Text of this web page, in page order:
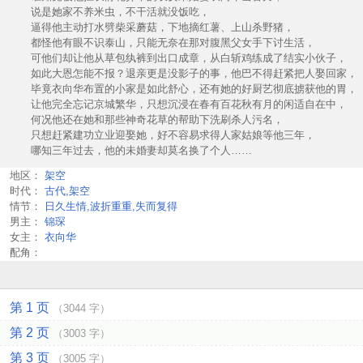
说是她家不养米虫，不干活就没饭吃，
逼得他主动打水劈柴采蘑菇，下地摘红薯、上山杀野猪，
都怪他有眼不识泰山，只能无奈在那对腹黑父女手下讨生活，
可他们却让他从草包纨裤到出口成章，从白斩鸡练成了结实小伙子，
如此大恩怎能不报？退亲更是没影子的事，他巴不得赶紧把人娶回家，
毕竟衣向华布置的小家是如此舒心，还有她的好厨艺彻底掳获他的胃，
让他完全忘记京城繁华，只想沉浸在春有百花秋有月的闲适自在中，
何况他还在她和那些神奇花草的帮助下洗刷杀人污名，
只想赶紧建功立业迎娶她，好不容易求得人家姑娘等他三年，
哪知三年过去，他的未婚妻却莫名换了个人……
地区： 架空
时代： 古代,架空
情节：
日久生情,波折重重,失而复得
男主： 锦琛
女主： 衣向华
配角：
第 1 页 （3044 字）
第 2 页 （3003 字）
第 3 页 （3005 字）